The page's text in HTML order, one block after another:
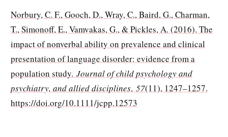
Norbury, C. F., Gooch, D., Wray, C., Baird, G., Charman,
T., Simonoff, E., Vamvakas, G., & Pickles, A. (2016). The
impact of nonverbal ability on prevalence and clinical
presentation of language disorder: evidence from a
population study. Journal of child psychology and
psychiatry, and allied disciplines, 57(11), 1247–1257.
https://doi.org/10.1111/jcpp.12573